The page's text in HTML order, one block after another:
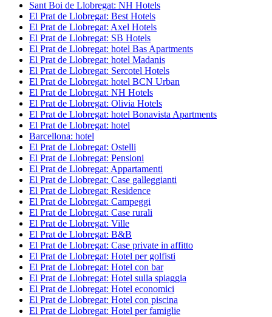
Sant Boi de Llobregat: NH Hotels
El Prat de Llobregat: Best Hotels
El Prat de Llobregat: Axel Hotels
El Prat de Llobregat: SB Hotels
El Prat de Llobregat: hotel Bas Apartments
El Prat de Llobregat: hotel Madanis
El Prat de Llobregat: Sercotel Hotels
El Prat de Llobregat: hotel BCN Urban
El Prat de Llobregat: NH Hotels
El Prat de Llobregat: Olivia Hotels
El Prat de Llobregat: hotel Bonavista Apartments
El Prat de Llobregat: hotel
Barcellona: hotel
El Prat de Llobregat: Ostelli
El Prat de Llobregat: Pensioni
El Prat de Llobregat: Appartamenti
El Prat de Llobregat: Case galleggianti
El Prat de Llobregat: Residence
El Prat de Llobregat: Campeggi
El Prat de Llobregat: Case rurali
El Prat de Llobregat: Ville
El Prat de Llobregat: B&B
El Prat de Llobregat: Case private in affitto
El Prat de Llobregat: Hotel per golfisti
El Prat de Llobregat: Hotel con bar
El Prat de Llobregat: Hotel sulla spiaggia
El Prat de Llobregat: Hotel economici
El Prat de Llobregat: Hotel con piscina
El Prat de Llobregat: Hotel per famiglie